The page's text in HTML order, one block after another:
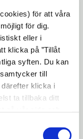
för att våra
för dig.
eller i
klicka på ”Tillåt
syften. Du kan
till
klicka i
ta tillbaka ditt
används och
Nu invigs en
plats där
av det.
årsjubileum,
Skogen
konstnären